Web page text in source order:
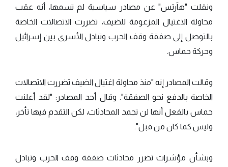
ونقلت "هآرتس" عن مصادر سياسية لم تسمها، أنه عقب
محاولة الاغتيال المزعومة للضيف، تضررت الاتصالات الخاصة
بالتوصل إلى صفقة وقف الحرب وتبادل الأسرى بين إسرائيل
وحركة حماس.
وقالت المصادر إنه "منذ محاولة اغتيال الضيف تضررت الاتصالات
الخاصة بالدفع نحو الصفقة". وقال أحد المصادر: "لقد أعلنت
حماس بالفعل أنها لن تجمد المحادثات، لكن التقدم فيها تأخر،
وليس كما كان من قبل".
وبشأن مؤشرات تضرر محادثات صفقة وقف الحرب وتبادل